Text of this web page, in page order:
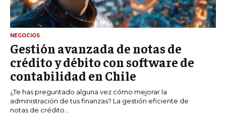
NEGOCIOS
Gestión avanzada de notas de
crédito y débito con software de
contabilidad en Chile
¿Te has preguntado alguna vez cómo mejorar la
administración de tus finanzas? La gestión eficiente de
notas de crédito...